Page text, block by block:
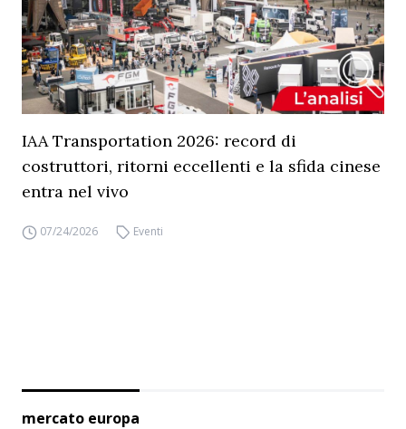
IAA Transportation 2026: record di
costruttori, ritorni eccellenti e la sfida cinese
entra nel vivo
07/24/2026 Eventi
mercato europa